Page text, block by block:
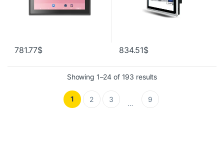
781.77$ 834.51$
Showing 1–24 of 193 results
1 2 3 … 9